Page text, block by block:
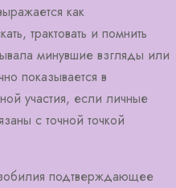
как
трактовать и помнить
минувшие взгляды или
показывается в
участия, если личные
с точной точкой
подтверждающее